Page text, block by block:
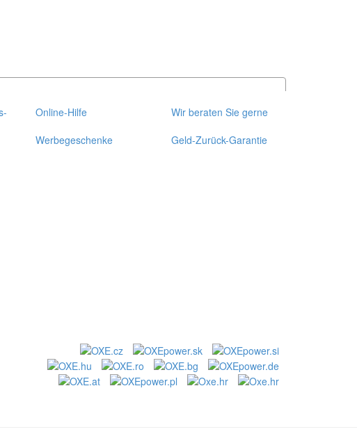
Online-Hilfe
Wir beraten Sie gerne
Werbegeschenke
Geld-Zurück-Garantie